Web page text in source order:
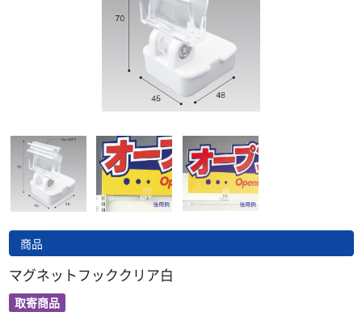
商品
マグネットフッククリア白
取寄商品